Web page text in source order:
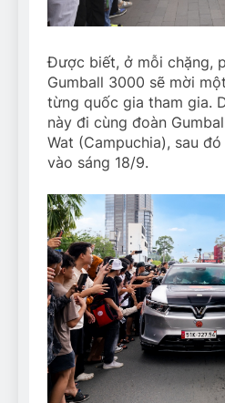
Được biết, ở mỗi chặng,
Gumball 3000 sẽ mời
từng quốc gia tham gia.
này đi cùng đoàn
Wat (Campuchia), sau
vào sáng 18/9.